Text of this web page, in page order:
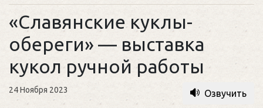
«Славянские куклы-
обереги» — выставка
кукол ручной работы
24 Ноября 2023 Озвучить